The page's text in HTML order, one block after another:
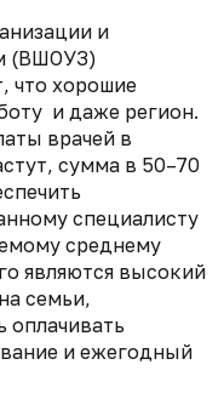
и
(ВШОУЗ)
что хорошие
и даже регион.
врачей в
сумма в 50–70
специалисту
среднему
являются высокий
семьи,
и ежегодный